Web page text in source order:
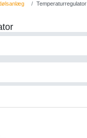
Temperaturregulator